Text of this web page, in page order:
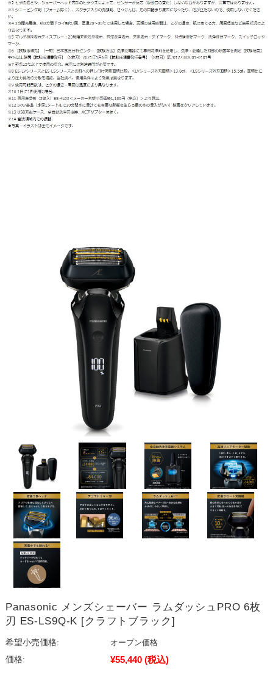
Panasonic メンズシェーバー ラムダッシュPRO 6枚
刃 ES-LS9Q-K [クラフトブラック]
希望小売価格:
オープン価格
価格:
¥55,440 (税込)